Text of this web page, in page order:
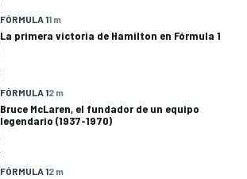
FÓRMULA 11 m
La primera victoria de Hamilton en Fórmula 1
FÓRMULA 12 m
Bruce McLaren, el fundador de un equipo
legendario (1937-1970)
FÓRMULA 12 m